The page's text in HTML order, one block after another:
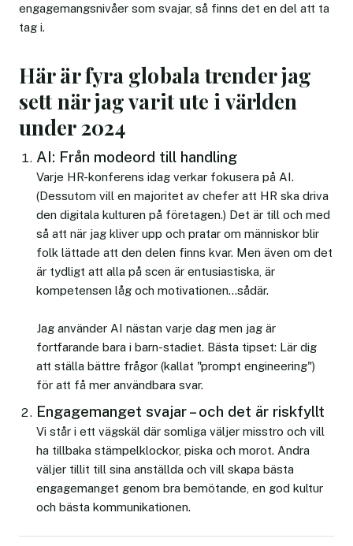
engagemangsnivåer som svajar, så finns det en del att ta
tag i.
Här är fyra globala trender jag
sett när jag varit ute i världen
under 2024
AI: Från modeord till handling
Varje HR-konferens idag verkar fokusera på AI.
(Dessutom vill en majoritet av chefer att HR ska driva
den digitala kulturen på företagen.) Det är till och med
så att när jag kliver upp och pratar om människor blir
folk lättade att den delen finns kvar. Men även om det
är tydligt att alla på scen är entusiastiska, är
kompetensen låg och motivationen…sådär.
Jag använder AI nästan varje dag men jag är
fortfarande bara i barn-stadiet. Bästa tipset: Lär dig
att ställa bättre frågor (kallat "prompt engineering")
för att få mer användbara svar.
Engagemanget svajar – och det är riskfyllt
Vi står i ett vägskäl där somliga väljer misstro och vill
ha tillbaka stämpelklockor, piska och morot. Andra
väljer tillit till sina anställda och vill skapa bästa
engagemanget genom bra bemötande, en god kultur
och bästa kommunikationen.